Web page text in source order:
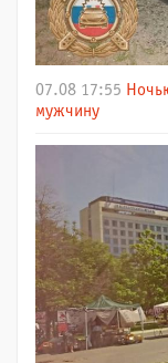
07.08 17:55
мужчину